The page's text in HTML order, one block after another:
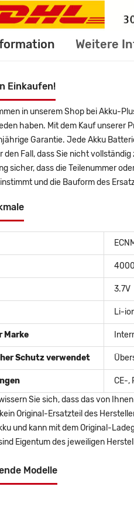
Weitere
Einkaufen!
in unserem Shop bei Akku-
haben. Mit dem Kauf unserer
Garantie. Jede Akku
den Fall, dass Sie nicht
sicher, dass die Teilenummer
und die Bauform des
3.7V
Li-
Marke
Schutz verwendet
CE-,
Sie sich, dass das von
Original-Ersatzteil des
und kann mit dem Original-
Eigentum des jeweiligen
Modelle